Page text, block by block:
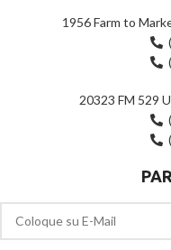
1956 Farm to
20323 FM 529